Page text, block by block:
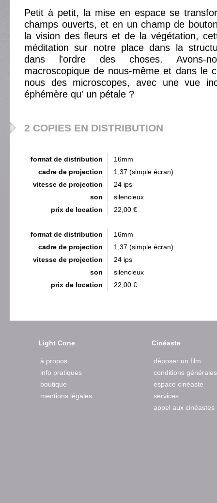
Petit à petit, la mise en espace se
champs ouverts, et en un champ de
la vision des fleurs et de la végétation,
méditation sur notre place dans la
dans l'ordre des choses. Avons-
macroscopique de nous-même et dans le
nous des microscopes, avec une vue
éphémère qu' un pétale ?
2 COPIES EN DISTRIBUTION
format de distribution
16mm
cadre de projection
1,37 (simple écran)
vitesse de projection
24 ips
son
silencieux
prix de location
22,00 €
format de distribution
16mm
cadre de projection
1,37 (simple écran)
vitesse de projection
24 ips
son
silencieux
prix de location
22,00 €
Light Cone
à propos
info pratiques
boutique
mentions légales
Cinéaste
déposer un film
conditions générales
espace cinéaste
services
appel aux cinéastes